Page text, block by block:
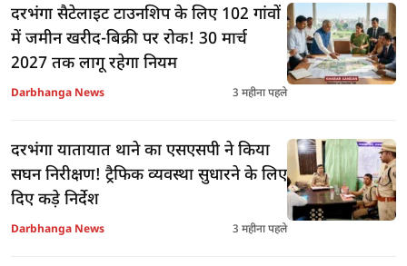
दरभंगा सैटेलाइट टाउनशिप के लिए 102 गांवों
में जमीन खरीद-बिक्री पर रोक! 30 मार्च
2027 तक लागू रहेगा नियम
Darbhanga News 3 महीना पहले
दरभंगा यातायात थाने का एसएसपी ने किया
सघन निरीक्षण! ट्रैफिक व्यवस्था सुधारने के लिए
दिए कड़े निर्देश
Darbhanga News 3 महीना पहले